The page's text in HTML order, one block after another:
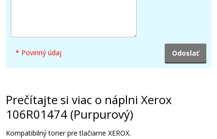
Xerox 106R01463 (Azúrový)
Originálny toner
* Povinný údaj
Prečítajte si viac o náplni Xerox
106R01474 (Purpurový)
Kompatibilný toner pre tlačiarne XEROX.